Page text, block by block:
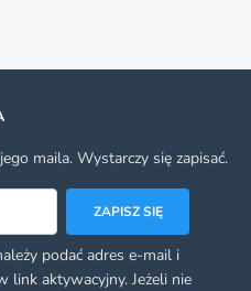
maila. Wystarczy się zapisać.
ZAPISZ SIĘ
podać adres e-mail i
link aktywacyjny. Jeżeli nie